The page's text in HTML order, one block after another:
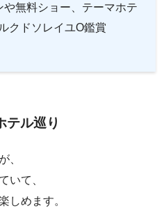
無料ショー、テーマホテ
クドソレイユO鑑賞
テル巡り
、
いて、
しめます。